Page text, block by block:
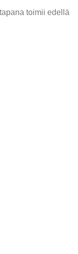
toimii edellä